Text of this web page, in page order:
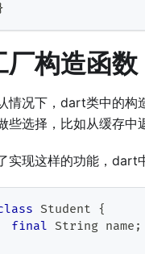
厂构造函数
情况下，dart类中的构
些选择，比如从缓存中
实现这样的功能，dart
Student {
final String name ;